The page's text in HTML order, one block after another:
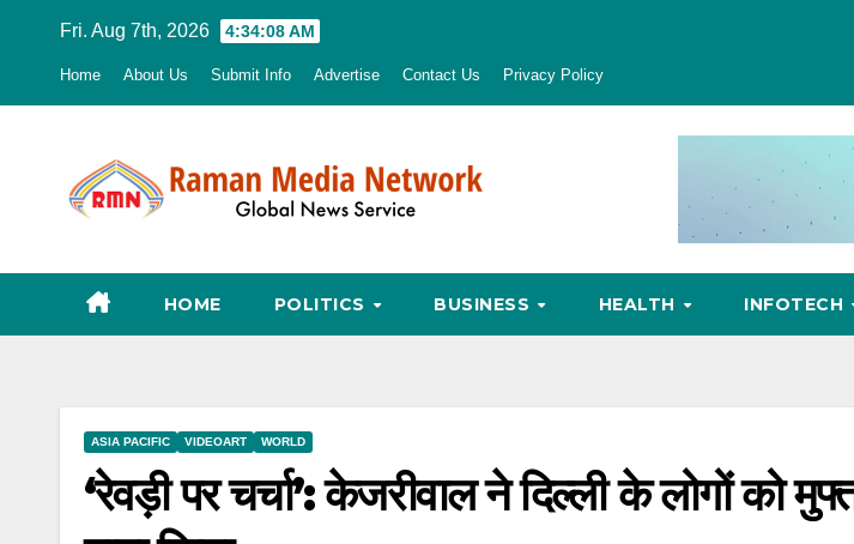
Fri. Aug 7th, 2026 4:34:09 AM
Home About Us Submit Info Advertise Contact Us Privacy Policy
HOME POLITICS BUSINESS HEALTH INFOTECH
ASIA PACIFIC VIDEOART WORLD
‘रेवड़ी पर चर्चा’: केजरीवाल ने दिल्ली के लोगों को